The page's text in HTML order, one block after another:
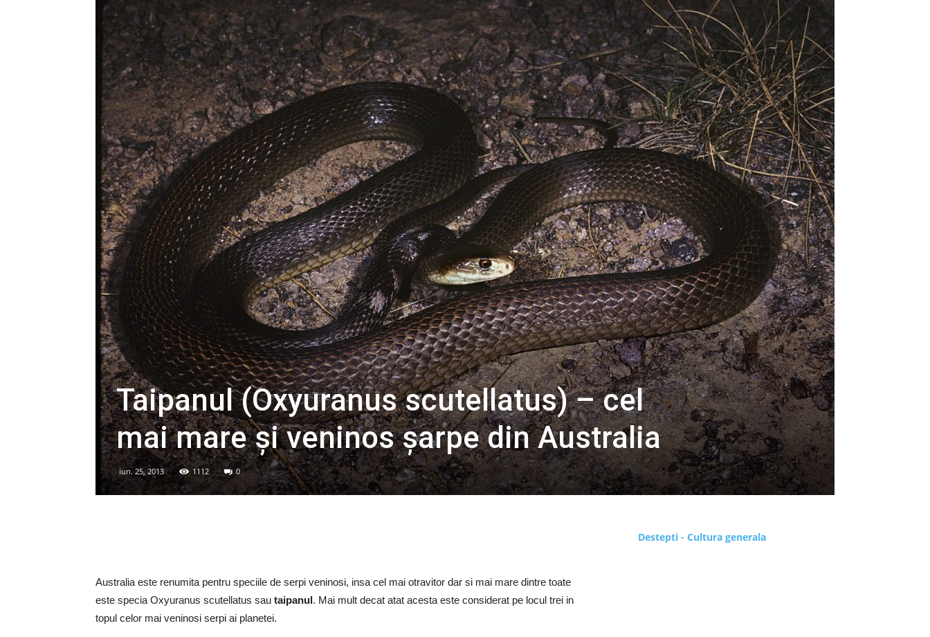
Taipanul (Oxyuranus scutellatus) – cel
mai mare și veninos șarpe din Australia
iun. 25, 2013 1112 0
Australia este renumita pentru speciile de serpi veninosi, insa cel mai otravitor dar si mai mare dintre toate
este specia Oxyuranus scutellatus sau taipanul. Mai mult decat atat acesta este considerat pe locul trei in
topul celor mai veninosi serpi ai planetei.
Destepti - Cultura generala